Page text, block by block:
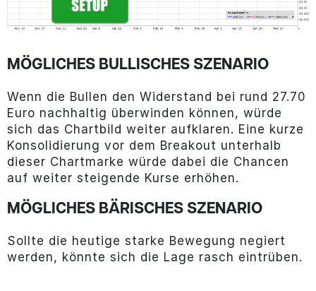
MÖGLICHES BULLISCHES SZENARIO
Wenn die Bullen den Widerstand bei rund 27.70
Euro nachhaltig überwinden können, würde
sich das Chartbild weiter aufklaren. Eine kurze
Konsolidierung vor dem Breakout unterhalb
dieser Chartmarke würde dabei die Chancen
auf weiter steigende Kurse erhöhen.
MÖGLICHES BÄRISCHES SZENARIO
Sollte die heutige starke Bewegung negiert
werden, könnte sich die Lage rasch eintrüben.